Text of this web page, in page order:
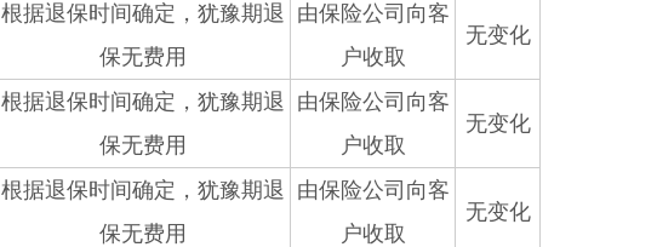
根据退保时间确定，犹豫期退
保无费用
由保险公司向客
户收取
无变化
根据退保时间确定，犹豫期退
保无费用
由保险公司向客
户收取
无变化
根据退保时间确定，犹豫期退
保无费用
由保险公司向客
户收取
无变化